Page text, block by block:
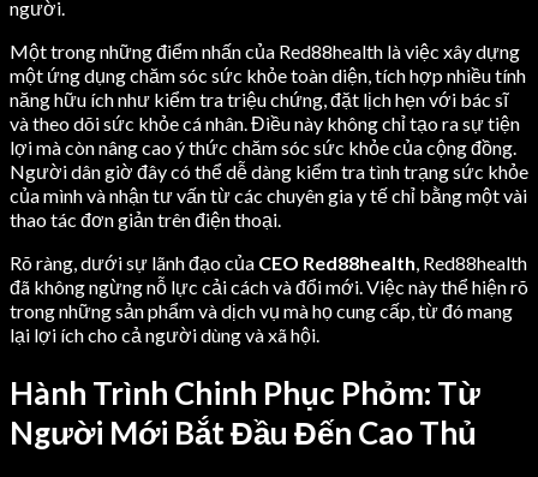
người.
Một trong những điểm nhấn của Red88health là việc xây dựng
một ứng dụng chăm sóc sức khỏe toàn diện, tích hợp nhiều tính
năng hữu ích như kiểm tra triệu chứng, đặt lịch hẹn với bác sĩ
và theo dõi sức khỏe cá nhân. Điều này không chỉ tạo ra sự tiện
lợi mà còn nâng cao ý thức chăm sóc sức khỏe của cộng đồng.
Người dân giờ đây có thể dễ dàng kiểm tra tình trạng sức khỏe
của mình và nhận tư vấn từ các chuyên gia y tế chỉ bằng một vài
thao tác đơn giản trên điện thoại.
Rõ ràng, dưới sự lãnh đạo của CEO Red88health, Red88health
đã không ngừng nỗ lực cải cách và đổi mới. Việc này thể hiện rõ
trong những sản phẩm và dịch vụ mà họ cung cấp, từ đó mang
lại lợi ích cho cả người dùng và xã hội.
Hành Trình Chinh Phục Phỏm: Từ
Người Mới Bắt Đầu Đến Cao Thủ